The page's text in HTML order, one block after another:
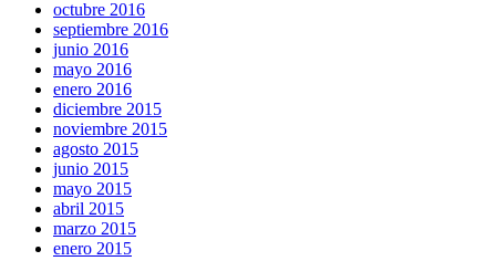
octubre 2016
septiembre 2016
junio 2016
mayo 2016
enero 2016
diciembre 2015
noviembre 2015
agosto 2015
junio 2015
mayo 2015
abril 2015
marzo 2015
enero 2015